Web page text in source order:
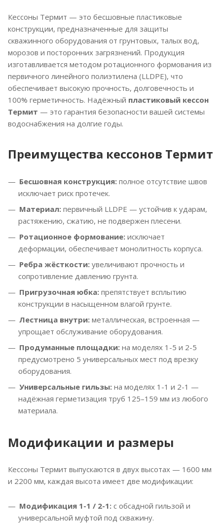
Кессоны Термит — это бесшовные пластиковые
конструкции, предназначенные для защиты
скважинного оборудования от грунтовых, талых вод,
морозов и посторонних загрязнений. Продукция
изготавливается методом ротационного формования из
первичного линейного полиэтилена (LLDPE), что
обеспечивает высокую прочность, долговечность и
100% герметичность. Надёжный пластиковый кессон
Термит — это гарантия безопасности вашей системы
водоснабжения на долгие годы.
Преимущества кессонов Термит
Бесшовная конструкция: полное отсутствие швов
исключает риск протечек.
Материал: первичный LLDPE — устойчив к ударам,
растяжению, сжатию, не подвержен плесени.
Ротационное формование: исключает
деформации, обеспечивает монолитность корпуса.
Ребра жёсткости: увеличивают прочность и
сопротивление давлению грунта.
Пригрузочная юбка: препятствует всплытию
конструкции в насыщенном влагой грунте.
Лестница внутри: металлическая, встроенная —
упрощает обслуживание оборудования.
Продуманные площадки: на моделях 1-5 и 2-5
предусмотрено 5 универсальных мест под врезку
оборудования.
Универсальные гильзы: на моделях 1-1 и 2-1 —
надёжная герметизация труб 125–159 мм из любого
материала.
Модификации и размеры
Кессоны Термит выпускаются в двух высотах — 1600 мм
и 2200 мм, каждая высота имеет две модификации:
Модификация 1-1 / 2-1: с обсадной гильзой и
универсальной муфтой под скважину.